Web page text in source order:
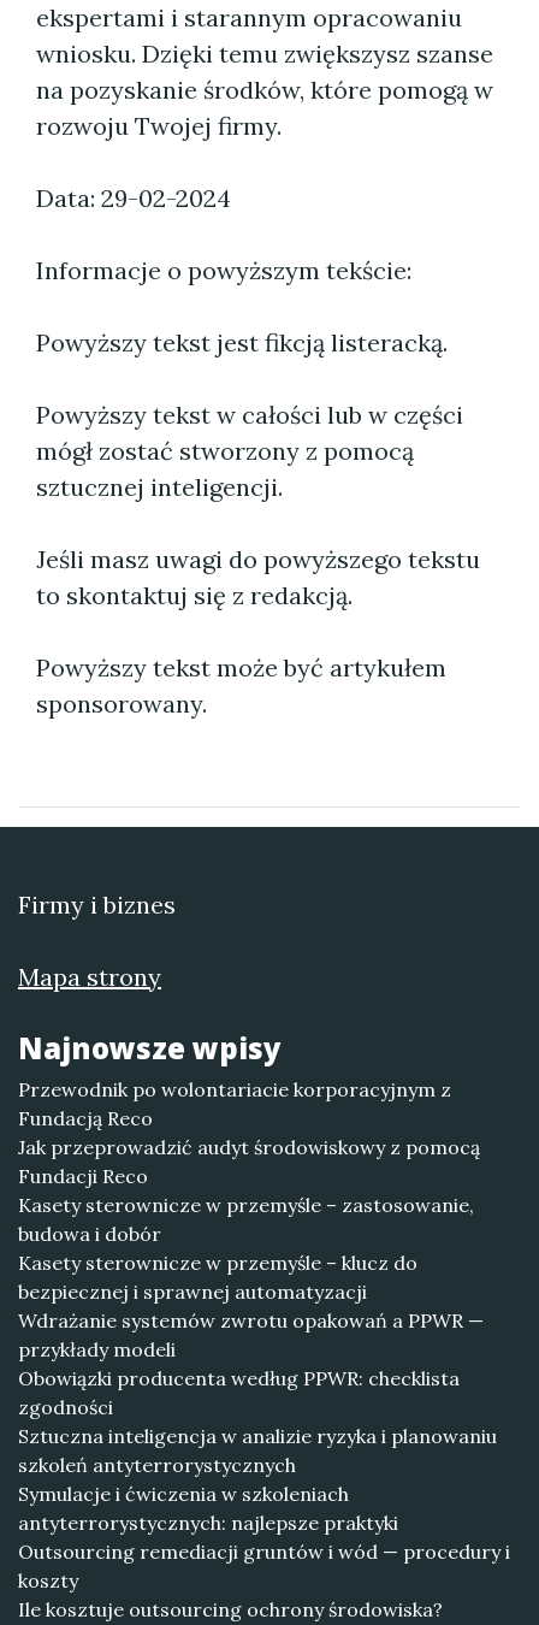
ekspertami i starannym opracowaniu
wniosku. Dzięki temu zwiększysz szanse
na pozyskanie środków, które pomogą w
rozwoju Twojej firmy.
Data: 29-02-2024
Informacje o powyższym tekście:
Powyższy tekst jest fikcją listeracką.
Powyższy tekst w całości lub w części
mógł zostać stworzony z pomocą
sztucznej inteligencji.
Jeśli masz uwagi do powyższego tekstu
to skontaktuj się z redakcją.
Powyższy tekst może być artykułem
sponsorowany.
Firmy i biznes
Mapa strony
Najnowsze wpisy
Przewodnik po wolontariacie korporacyjnym z
Fundacją Reco
Jak przeprowadzić audyt środowiskowy z pomocą
Fundacji Reco
Kasety sterownicze w przemyśle – zastosowanie,
budowa i dobór
Kasety sterownicze w przemyśle – klucz do
bezpiecznej i sprawnej automatyzacji
Wdrażanie systemów zwrotu opakowań a PPWR —
przykłady modeli
Obowiązki producenta według PPWR: checklista
zgodności
Sztuczna inteligencja w analizie ryzyka i planowaniu
szkoleń antyterrorystycznych
Symulacje i ćwiczenia w szkoleniach
antyterrorystycznych: najlepsze praktyki
Outsourcing remediacji gruntów i wód — procedury i
koszty
Ile kosztuje outsourcing ochrony środowiska?